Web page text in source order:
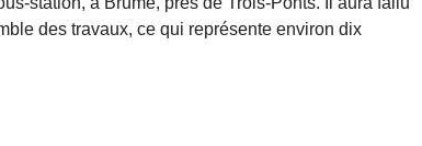
des travaux, ce qui représente environ dix